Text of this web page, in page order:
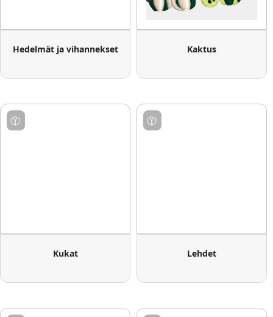
Hedelmät ja vihannekset Kaktus
Kukat Lehdet